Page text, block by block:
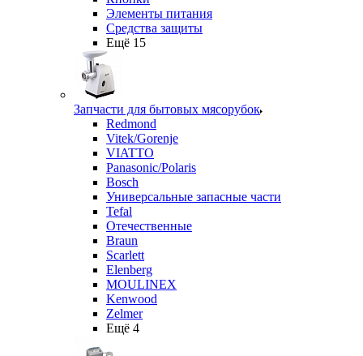
Элементы питания
Средства защиты
Ещё 15
Запчасти для бытовых мясорубок
Redmond
Vitek/Gorenje
VIATTO
Panasonic/Polaris
Bosch
Универсальные запасные части
Tefal
Отечественные
Braun
Scarlett
Elenberg
MOULINEX
Kenwood
Zelmer
Ещё 4